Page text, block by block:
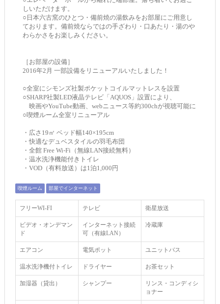
しいただけます。
○日本六古窯のひとつ・備前焼の湯飲みをお部屋にご用意し
ております。備前焼ならではの手ざわり・口あたり・湯のや
わらかさをお楽しみください。
［お部屋の設備］
2016年2月 一部設備をリニューアルいたしました！
○全室にシモンズ社製ポケットコイルマットレスを設置
○SHARP社製LED液晶テレビ「AQUOS」設置により、
映画やYouTube動画、webニュース等約300chが視聴可能に
○喫煙ルーム全室リニューアル
・広さ19㎡ ベッド幅140×195cm
・快適なデュベスタイルの羽毛布団
・全館 Free Wi-Fi（無線LAN接続無料）
・温水洗浄機能付きトイレ
・VOD（有料放送）は1泊1,000円
喫煙ルーム 部屋でインターネット
フリーWI‐FI テレビ 衛星放送
ビデオ・オンデマン
ド
インターネット接続
可（有線LAN）
冷蔵庫
エアコン 電気ポット ユニットバス
温水洗浄機付トイレ ドライヤー お茶セット
加湿器（貸出） シャンプー
リンス・コンディシ
ョナー